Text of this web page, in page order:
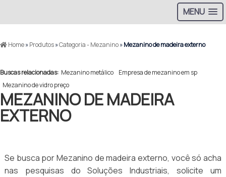
MENU
Home»Produtos»Categoria - Mezanino»Mezanino de madeira externo
Buscas relacionadas: Mezanino metálico
Empresa de mezanino em sp
Mezanino de vidro preço
MEZANINO DE MADEIRA
EXTERNO
Se busca por Mezanino de madeira externo, você só acha
nas pesquisas do Soluções Industriais, solicite um